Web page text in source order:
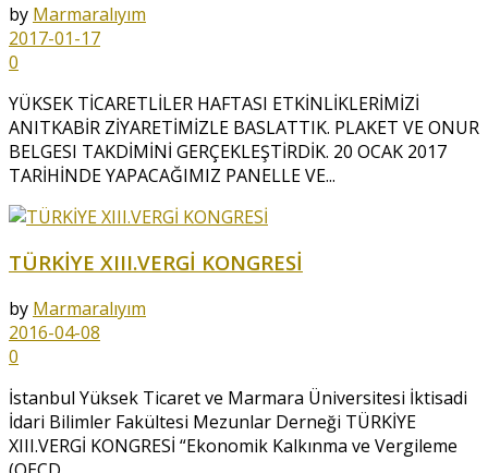
by Marmaralıyım
2017-01-17
0
YÜKSEK TİCARETLİLER HAFTASI ETKİNLİKLERİMİZİ
ANITKABİR ZİYARETİMİZLE BASLATTIK. PLAKET VE ONUR
BELGESI TAKDİMİNİ GERÇEKLEŞTİRDİK. 20 OCAK 2017
TARİHİNDE YAPACAĞIMIZ PANELLE VE...
TÜRKİYE XIII.VERGİ KONGRESİ
by Marmaralıyım
2016-04-08
0
İstanbul Yüksek Ticaret ve Marmara Üniversitesi İktisadi
İdari Bilimler Fakültesi Mezunlar Derneği TÜRKİYE
XIII.VERGİ KONGRESİ “Ekonomik Kalkınma ve Vergileme